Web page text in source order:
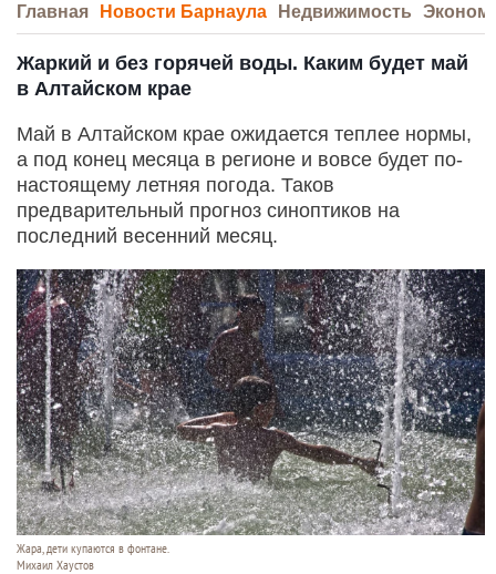
Главная Новости Барнаула Недвижимость
Жаркий и без горячей воды. Каким будет май
в Алтайском крае
Май в Алтайском крае ожидается теплее нормы,
а под конец месяца в регионе и вовсе будет по-
настоящему летняя погода. Таков
предварительный прогноз синоптиков на
последний весенний месяц.
Жара, дети купаются в фонтане.
Михаил Хаустов